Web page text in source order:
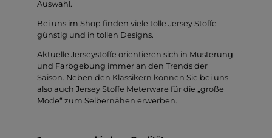
Auswahl.
Bei uns im Shop finden viele tolle Jersey Stoffe
günstig und in tollen Designs.
Aktuelle Jerseystoffe orientieren sich in Musterung
und Farbgebung immer an den Trends der
Saison. Neben den Klassikern können Sie bei uns
also auch Jersey Stoffe Meterware für die „große
Mode“ zum Selbernähen erwerben.